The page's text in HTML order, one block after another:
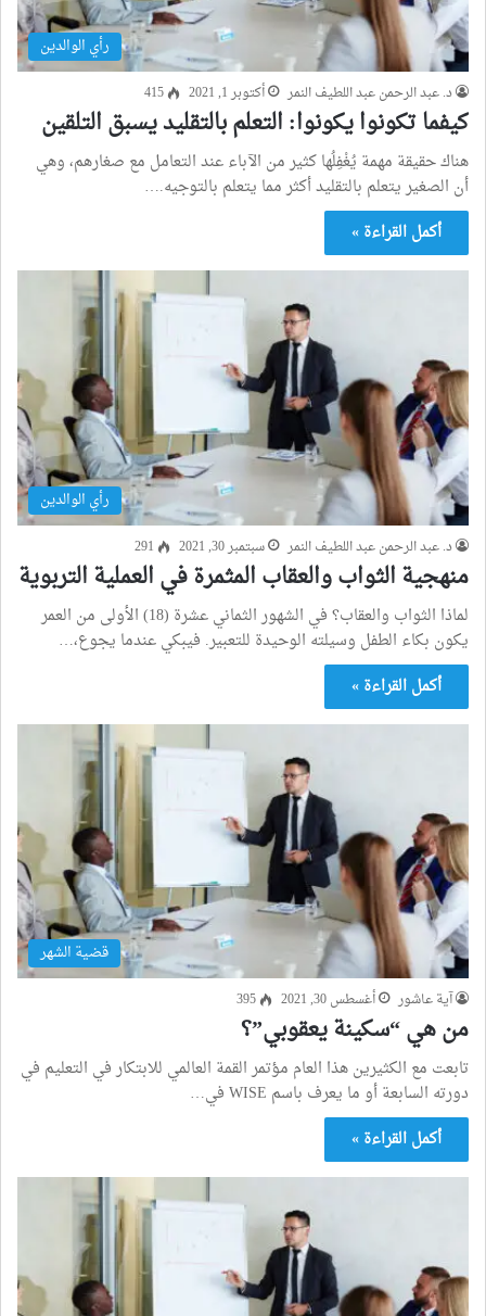
رأي الوالدين
د. عبد الرحمن عبد اللطيف النمر أكتوبر 1, 2021 415
كيفما تكونوا يكونوا: التعلم بالتقليد يسبق التلقين
هناك حقيقة مهمة يُغْفِلُها كثير من الآباء عند التعامل مع صغارهم، وهي
أن الصغير يتعلم بالتقليد أكثر مما يتعلم بالتوجيه.…
أكمل القراءة »
رأي الوالدين
د. عبد الرحمن عبد اللطيف النمر سبتمبر 30, 2021 291
منهجية الثواب والعقاب المثمرة في العملية التربوية
لماذا الثواب والعقاب؟ في الشهور الثماني عشرة (18) الأولى من العمر
يكون بكاء الطفل وسيلته الوحيدة للتعبير. فيبكي عندما يجوع،…
أكمل القراءة »
قضية الشهر
آية عاشور أغسطس 30, 2021 395
من هي “سكينة يعقوبي”؟
تابعت مع الكثيرين هذا العام مؤتمر القمة العالمي للابتكار في التعليم في
دورته السابعة أو ما يعرف باسم WISE في…
أكمل القراءة »